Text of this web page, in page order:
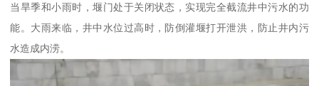
当旱季和小雨时，堰门处于关闭状态，实现完全截流井中污水的功
能。大雨来临，井中水位过高时，防倒灌堰打开泄洪，防止井内污
水造成内涝。